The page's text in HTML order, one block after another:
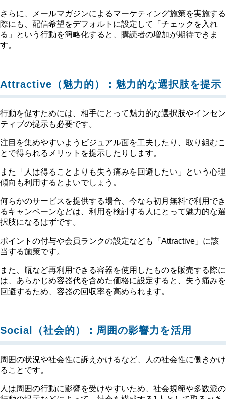
さらに、メールマガジンによるマーケティング施策を実施する
際にも、配信希望をデフォルトに設定して「チェックを入れ
る」という行動を簡略化すると、購読者の増加が期待できま
す。
Attractive（魅力的）：魅力的な選択肢を提示
行動を促すためには、相手にとって魅力的な選択肢やインセン
ティブの提示も必要です。
注目を集めやすいようビジュアル面を工夫したり、取り組むこ
とで得られるメリットを提示したりします。
また「人は得ることよりも失う痛みを回避したい」という心理
傾向も利用するとよいでしょう。
何らかのサービスを提供する場合、今なら初月無料で利用でき
るキャンペーンなどは、利用を検討する人にとって魅力的な選
択肢になるはずです。
ポイントの付与や会員ランクの設定なども「Attractive」に該
当する施策です。
また、瓶など再利用できる容器を使用したものを販売する際に
は、あらかじめ容器代を含めた価格に設定すると、失う痛みを
回避するため、容器の回収率を高められます。
Social（社会的）：周囲の影響力を活用
周囲の状況や社会性に訴えかけるなど、人の社会性に働きかけ
ることです。
人は周囲の行動に影響を受けやすいため、社会規範や多数派の